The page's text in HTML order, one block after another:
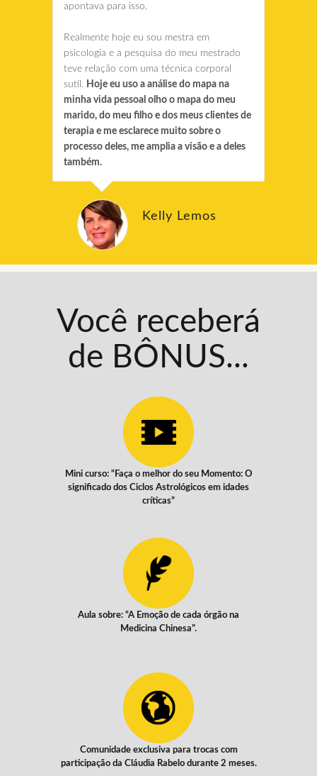
apontava para isso.
Realmente hoje eu sou mestra em
psicologia e a pesquisa do meu mestrado
teve relação com uma técnica corporal
sutil. Hoje eu uso a análise do mapa na
minha vida pessoal olho o mapa do meu
marido, do meu filho e dos meus clientes de
terapia e me esclarece muito sobre o
processo deles, me amplia a visão e a deles
também.
Kelly Lemos
Você receberá
de BÔNUS...
Mini curso: “Faça o melhor do seu Momento: O
significado dos Ciclos Astrológicos em idades
críticas”
Aula sobre: “A Emoção de cada órgão na
Medicina Chinesa”.
Comunidade exclusiva para trocas com
participação da Cláudia Rabelo durante 2 meses.